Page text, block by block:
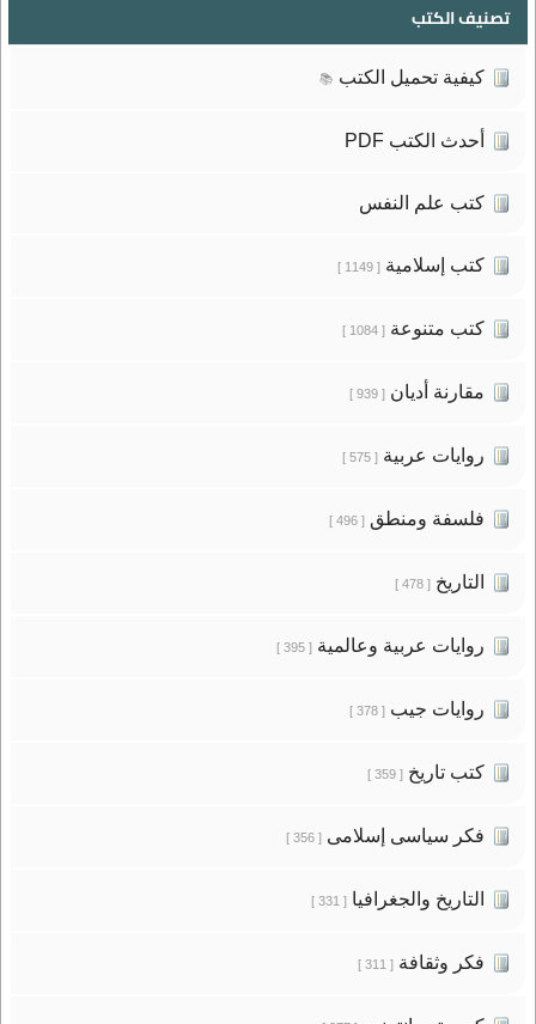
تصنيف الكتب
كيفية تحميل الكتب 📚
أحدث الكتب PDF
كتب علم النفس
كتب إسلامية[ 1149 ]
كتب متنوعة[ 1084 ]
مقارنة أديان[ 939 ]
روايات عربية[ 575 ]
فلسفة ومنطق[ 496 ]
التاريخ[ 478 ]
روايات عربية وعالمية[ 395 ]
روايات جيب[ 378 ]
كتب تاريخ[ 359 ]
فكر سياسى إسلامى[ 356 ]
التاريخ والجغرافيا[ 331 ]
فكر وثقافة[ 311 ]